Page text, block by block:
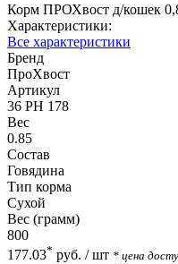
Корм ПРОХвост д/кошек
Характеристики:
Все характеристики
Бренд
ПроХвост
Артикул
36 PH 178
Вес
0.85
Состав
Говядина
Тип корма
Сухой
Вес (грамм)
800
177.03* руб. / шт * цена